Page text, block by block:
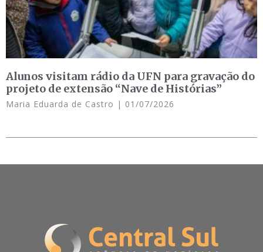
Alunos visitam rádio da UFN para gravação do
projeto de extensão “Nave de Histórias”
Maria Eduarda de Castro 01/07/2026